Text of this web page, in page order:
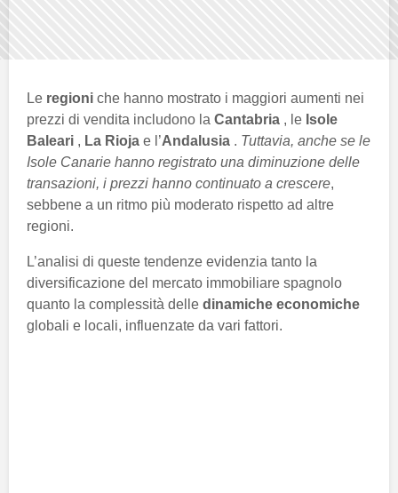
Le regioni che hanno mostrato i maggiori aumenti nei
prezzi di vendita includono la Cantabria , le Isole
Baleari , La Rioja e l’Andalusia . Tuttavia, anche se le
Isole Canarie hanno registrato una diminuzione delle
transazioni, i prezzi hanno continuato a crescere,
sebbene a un ritmo più moderato rispetto ad altre
regioni.
L’analisi di queste tendenze evidenzia tanto la
diversificazione del mercato immobiliare spagnolo
quanto la complessità delle dinamiche economiche
globali e locali, influenzate da vari fattori.